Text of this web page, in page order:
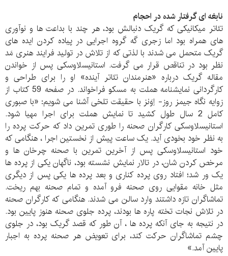
نابغه ای گرفتار شده در احجام
تئاتر میکانیکی که گریک دنبالش بود، هر چند با بداعت ها و نوآوری
های همراه بود اما زجری گه گروه اجرایی در پیاده کردن ایده های
گریک متحمل می شدند با لذتی که از تلاش در تولید فرایند هنری مَد
نظر بود در تناقص قرار می گرفت. استانیسلاوسکی پس از خواندن
مقاله گریک درباره «هنرمندان تئاتر آینده» او را برای طراحی و
کارگردانی نمایشنامه هملت به مسکو فراخواند. در صفحه 59 کتاب از
زوایه نگاه جیمز روز- اِوَنز با حقیقت تلخی آشنا می شویم: «با صبوری
کامل 2 سال طول کشید تا نمایش هملت برای اجرا مهیا شود.
استانیسلاوسکی کارگران صحنه را طوری تمرین داد که حرکت پرده را
به نظر خود بخودی آید. یک ساعت پیش از نخستین اجرا ، هنگامی که
خود استانیسلاوسکی پس از آخرین تمرین با صحنه چرخان ها و
مرخص کردن شان، در تالار نمایش نشسته بود، ناگهان یکی از پرده ها
یک ور شد؛ افتاد روی پرده کناری و بعد پرده ها یکی پس از دیگری
مثل خانه مقوایی روی صحنه فرو آمده و تمام صحنه بهم ریخت.
تماشاگران تازه داشتند وارد سالن می شدند. هنگامی که کارگران صحنه
در تلاش نجات تخته پاره ها بودند، پرده جلوی صحنه هنوز پایین بود.
در نتیجه به جای آنکه پرده ها ، آن طور که قصد گریک بود، در جلوی
چشم تماشاگران حرکت کند، برای تعویض هر صحنه پرده به اجبار
پایین آمد.»